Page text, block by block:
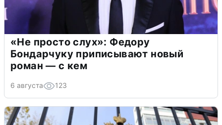
«Не просто слух»: Федору
Бондарчуку приписывают новый
роман — с кем
6 августа 123